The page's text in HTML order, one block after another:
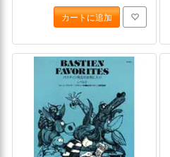
カートに追加